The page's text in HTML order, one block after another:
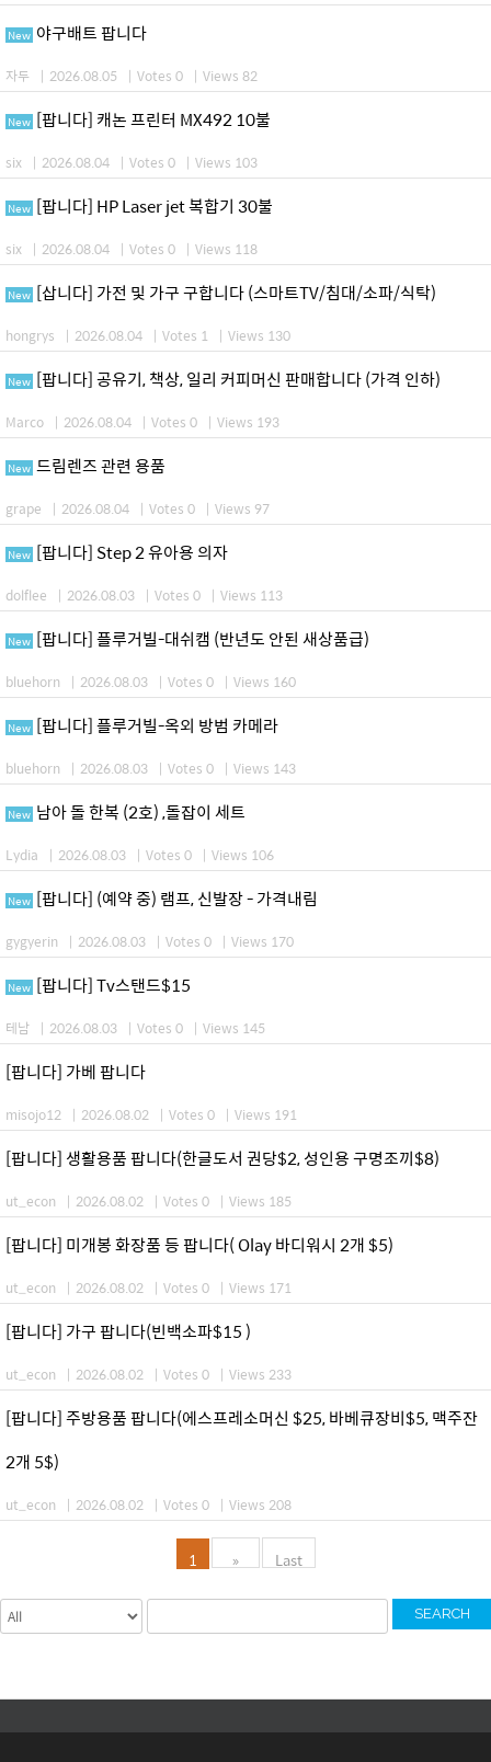
New 야구배트 팝니다
자두 | 2026.08.05 | Votes 0 | Views 82
New [팝니다] 캐논 프린터 MX492 10불
six | 2026.08.04 | Votes 0 | Views 103
New [팝니다] HP Laser jet 복합기 30불
six | 2026.08.04 | Votes 0 | Views 118
New [삽니다] 가전 및 가구 구합니다 (스마트TV/침대/소파/식탁)
hongrys | 2026.08.04 | Votes 1 | Views 130
New [팝니다] 공유기, 책상, 일리 커피머신 판매합니다 (가격 인하)
Marco | 2026.08.04 | Votes 0 | Views 193
New 드림렌즈 관련 용품
grape | 2026.08.04 | Votes 0 | Views 97
New [팝니다] Step 2 유아용 의자
dolflee | 2026.08.03 | Votes 0 | Views 113
New [팝니다] 플루거빌-대쉬캠 (반년도 안된 새상품급)
bluehorn | 2026.08.03 | Votes 0 | Views 160
New [팝니다] 플루거빌-옥외 방범 카메라
bluehorn | 2026.08.03 | Votes 0 | Views 143
New 남아 돌 한복 (2호) ,돌잡이 세트
Lydia | 2026.08.03 | Votes 0 | Views 106
New [팝니다] (예약 중) 램프, 신발장 - 가격내림
gygyerin | 2026.08.03 | Votes 0 | Views 170
New [팝니다] Tv스탠드$15
테남 | 2026.08.03 | Votes 0 | Views 145
[팝니다] 가베 팝니다
misojo12 | 2026.08.02 | Votes 0 | Views 191
[팝니다] 생활용품 팝니다(한글도서 권당$2, 성인용 구명조끼$8)
ut_econ | 2026.08.02 | Votes 0 | Views 185
[팝니다] 미개봉 화장품 등 팝니다( Olay 바디워시 2개 $5)
ut_econ | 2026.08.02 | Votes 0 | Views 171
[팝니다] 가구 팝니다(빈백소파$15 )
ut_econ | 2026.08.02 | Votes 0 | Views 233
[팝니다] 주방용품 팝니다(에스프레소머신 $25, 바베큐장비$5, 맥주잔
2개 5$)
ut_econ | 2026.08.02 | Votes 0 | Views 208
1 » Last
SEARCH